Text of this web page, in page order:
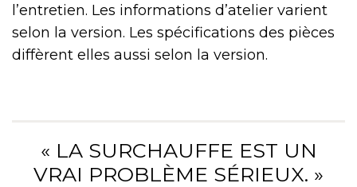
l’entretien. Les informations d’atelier varient
selon la version. Les spécifications des pièces
diffèrent elles aussi selon la version.
« LA SURCHAUFFE EST UN
VRAI PROBLÈME SÉRIEUX. »